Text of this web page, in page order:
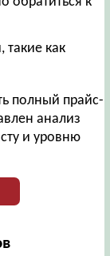
как
полный прайс-
анализ
и уровню